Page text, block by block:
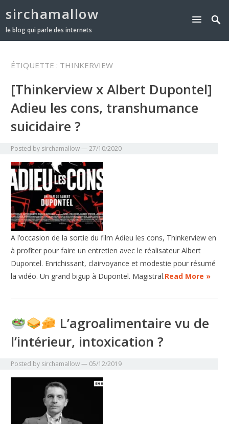
sirchamallow
le blog qui parle des internets
ÉTIQUETTE : THINKERVIEW
[Thinkerview x Albert Dupontel]
Adieu les cons, transhumance
suicidaire ?
Posted by sirchamallow—27/10/2020
A l’occasion de la sortie du film Adieu les cons, Thinkerview en
à profiter pour faire un entretien avec le réalisateur Albert
Dupontel. Enrichissant, clairvoyance et modestie pour résumé
la vidéo. Un grand bigup à Dupontel. Magistral.Read More »
L’agroalimentaire vu de
l’intérieur, intoxication ?
Posted by sirchamallow— 05/12/2019